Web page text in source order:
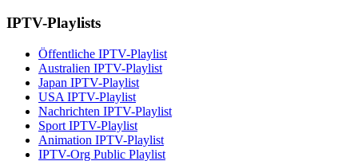
IPTV-Playlists
Öffentliche IPTV-Playlist
Australien IPTV-Playlist
Japan IPTV-Playlist
USA IPTV-Playlist
Nachrichten IPTV-Playlist
Sport IPTV-Playlist
Animation IPTV-Playlist
IPTV-Org Public Playlist